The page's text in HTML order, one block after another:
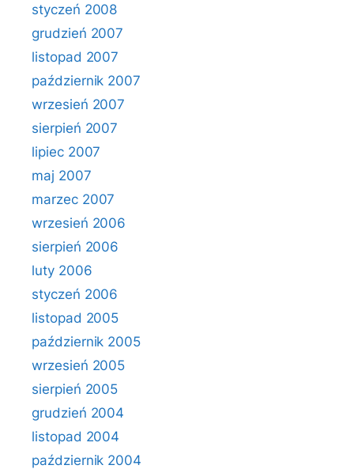
styczeń 2008
grudzień 2007
listopad 2007
październik 2007
wrzesień 2007
sierpień 2007
lipiec 2007
maj 2007
marzec 2007
wrzesień 2006
sierpień 2006
luty 2006
styczeń 2006
listopad 2005
październik 2005
wrzesień 2005
sierpień 2005
grudzień 2004
listopad 2004
październik 2004